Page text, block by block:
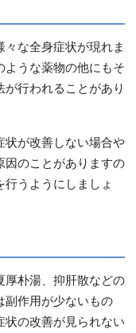
な全身症状が現れま
ような薬物の他にもそ
行われることがあり
状が改善しない場合や
因のことがありますの
うようにしましょ
厚朴湯、抑肝散などの
副作用が少ないもの
状の改善が見られない